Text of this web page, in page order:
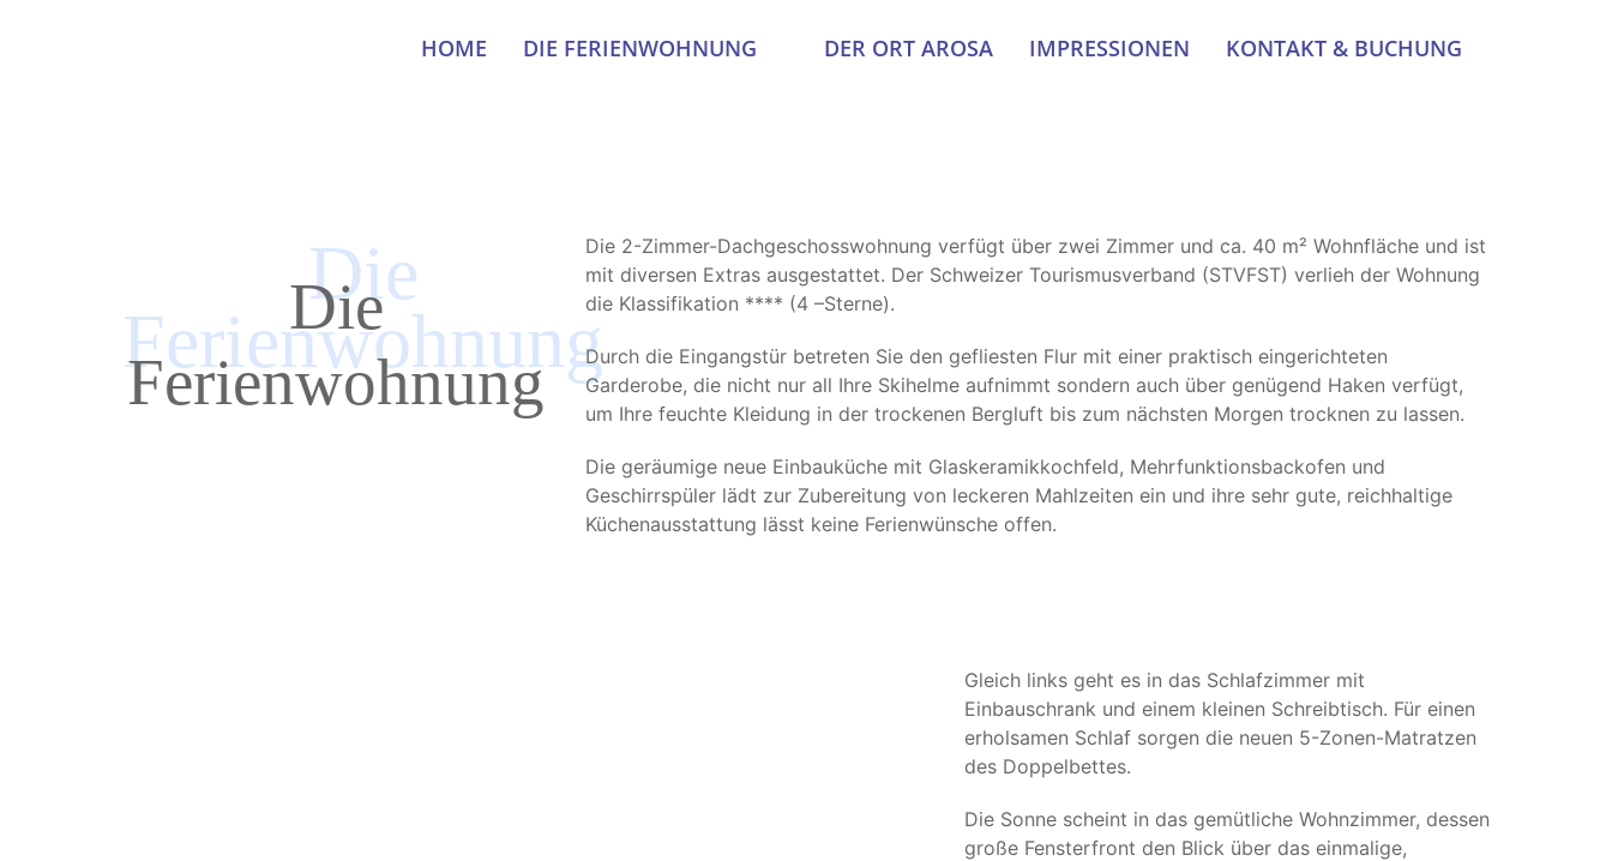
HOME DIE FERIENWOHNUNG DER ORT AROSA IMPRESSIONEN KONTAKT & BUCHUNG
Die
Ferienwohnung
Die
Ferienwohnung
Die 2-Zimmer-Dachgeschosswohnung verfügt über zwei Zimmer und ca. 40 m² Wohnfläche und ist
mit diversen Extras ausgestattet. Der Schweizer Tourismusverband (STVFST) verlieh der Wohnung
die Klassifikation **** (4 –Sterne).
Durch die Eingangstür betreten Sie den gefliesten Flur mit einer praktisch eingerichteten
Garderobe, die nicht nur all Ihre Skihelme aufnimmt sondern auch über genügend Haken verfügt,
um Ihre feuchte Kleidung in der trockenen Bergluft bis zum nächsten Morgen trocknen zu lassen.
Die geräumige neue Einbauküche mit Glaskeramikkochfeld, Mehrfunktionsbackofen und
Geschirrspüler lädt zur Zubereitung von leckeren Mahlzeiten ein und ihre sehr gute, reichhaltige
Küchenausstattung lässt keine Ferienwünsche offen.
Gleich links geht es in das Schlafzimmer mit
Einbauschrank und einem kleinen Schreibtisch. Für einen
erholsamen Schlaf sorgen die neuen 5-Zonen-Matratzen
des Doppelbettes.
Die Sonne scheint in das gemütliche Wohnzimmer, dessen
große Fensterfront den Blick über das einmalige,